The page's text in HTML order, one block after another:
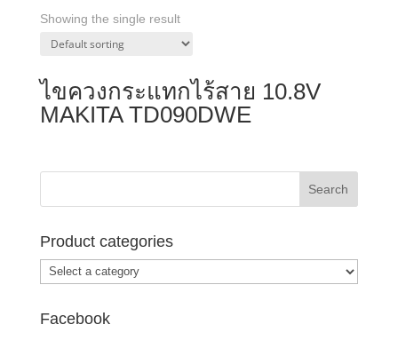
Showing the single result
ไขควงกระแทกไร้สาย 10.8V
MAKITA TD090DWE
Product categories
Facebook